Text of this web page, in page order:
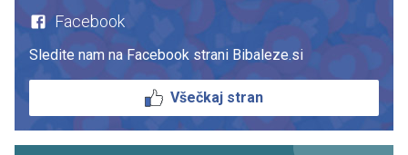
Facebook
Sledite nam na Facebook strani Bibaleze.si
Všečkaj stran